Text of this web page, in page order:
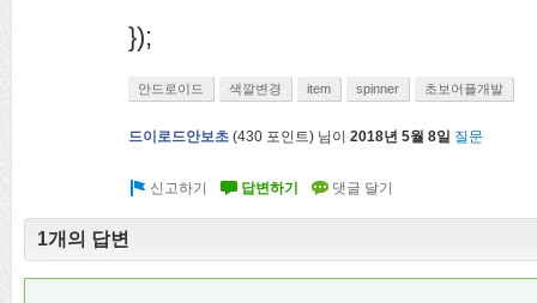
});
안드로이드 색깔변경 item spinner 초보어플개발
드이로드안보초 (430 포인트) 님이 2018년 5월 8일 질문
1개의 답변